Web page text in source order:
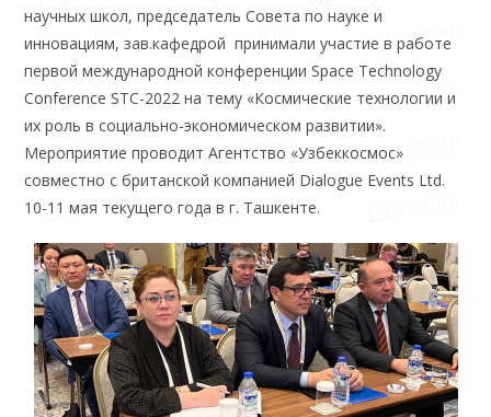
научных школ, председатель Совета по науке и
инновациям, зав.кафедрой принимали участие в работе
первой международной конференции Space Technology
Conference STC-2022 на тему «Космические технологии и
их роль в социально-экономическом развитии».
Мероприятие проводит Агентство «Узбеккосмос»
совместно с британской компанией Dialogue Events Ltd.
10-11 мая текущего года в г. Ташкенте.